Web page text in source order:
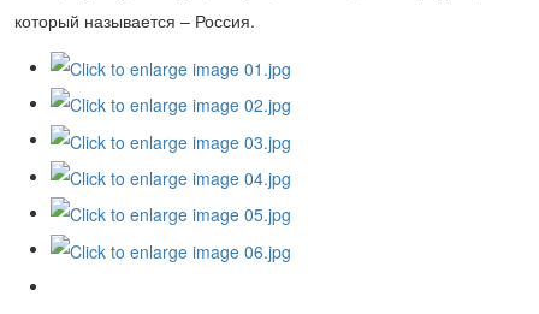
который называется – Россия.